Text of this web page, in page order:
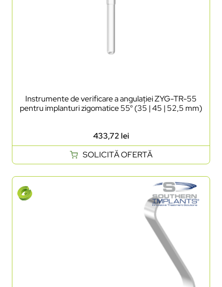
Instrumente de verificare a angulației ZYG-TR-55
pentru implanturi zigomatice 55° (35 | 45 | 52,5 mm)
433,72 lei
SOLICITĂ OFERTĂ